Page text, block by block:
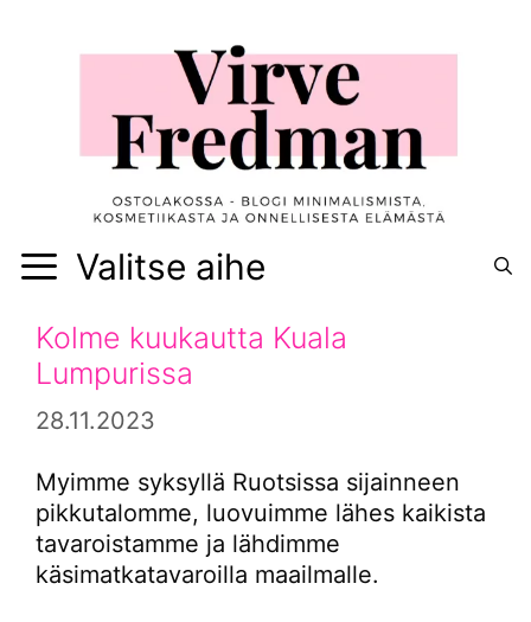
Valitse aihe
Kolme kuukautta Kuala
Lumpurissa
28.11.2023
Myimme syksyllä Ruotsissa sijainneen
pikkutalomme, luovuimme lähes kaikista
tavaroistamme ja lähdimme
käsimatkatavaroilla maailmalle.